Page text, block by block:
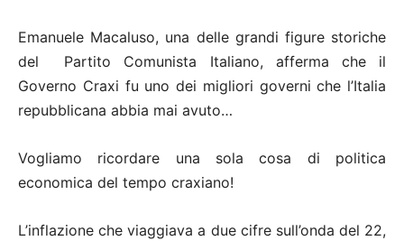
Emanuele Macaluso, una delle grandi figure storiche
del Partito Comunista Italiano, afferma che il
Governo Craxi fu uno dei migliori governi che l’Italia
repubblicana abbia mai avuto…
Vogliamo ricordare una sola cosa di politica
economica del tempo craxiano!
L’inflazione che viaggiava a due cifre sull’onda del 22,